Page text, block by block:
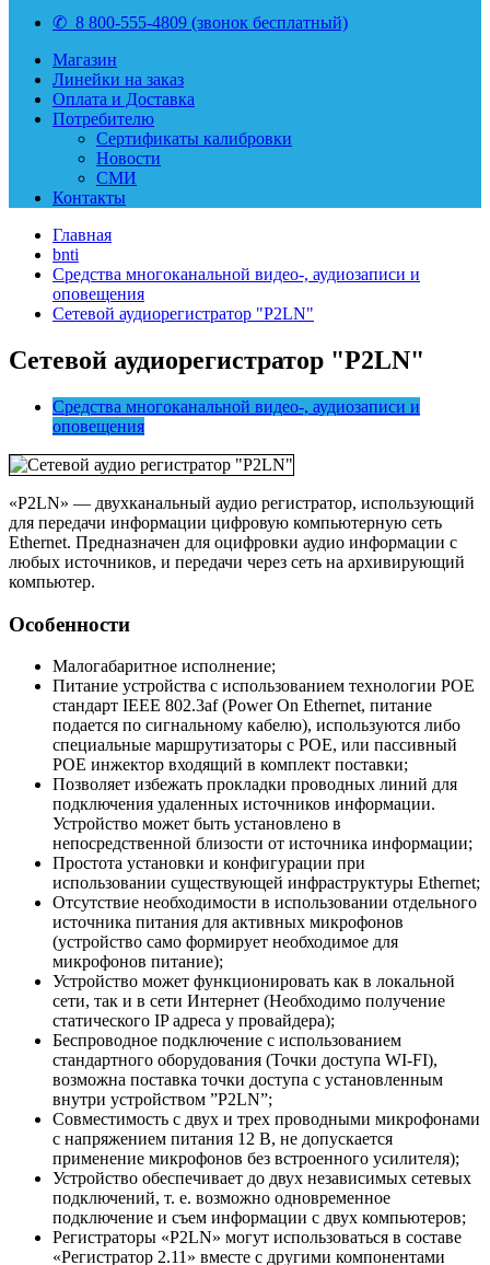
✆ 8 800-555-4809 (звонок бесплатный)
Магазин
Линейки на заказ
Оплата и Доставка
Потребителю
Сертификаты калибровки
Новости
СМИ
Контакты
Главная
bnti
Средства многоканальной видео-, аудиозаписи и
оповещения
Сетевой аудиорегистратор "P2LN"
Сетевой аудиорегистратор "P2LN"
Средства многоканальной видео-, аудиозаписи и
оповещения
«P2LN» — двухканальный аудио регистратор, использующий
для передачи информации цифровую компьютерную сеть
Ethernet. Предназначен для оцифровки аудио информации с
любых источников, и передачи через сеть на архивирующий
компьютер.
Особенности
Малогабаритное исполнение;
Питание устройства с использованием технологии POE
стандарт IEEE 802.3af (Power On Ethernet, питание
подается по сигнальному кабелю), используются либо
специальные маршрутизаторы с POE, или пассивный
POE инжектор входящий в комплект поставки;
Позволяет избежать прокладки проводных линий для
подключения удаленных источников информации.
Устройство может быть установлено в
непосредственной близости от источника информации;
Простота установки и конфигурации при
использовании существующей инфраструктуры Ethernet;
Отсутствие необходимости в использовании отдельного
источника питания для активных микрофонов
(устройство само формирует необходимое для
микрофонов питание);
Устройство может функционировать как в локальной
сети, так и в сети Интернет (Необходимо получение
статического IP адреса у провайдера);
Беспроводное подключение с использованием
стандартного оборудования (Точки доступа WI-FI),
возможна поставка точки доступа с установленным
внутри устройством ”P2LN”;
Совместимость с двух и трех проводными микрофонами
с напряжением питания 12 В, не допускается
применение микрофонов без встроенного усилителя);
Устройство обеспечивает до двух независимых сетевых
подключений, т. е. возможно одновременное
подключение и съем информации с двух компьютеров;
Регистраторы «P2LN» могут использоваться в составе
«Регистратор 2.11» вместе с другими компонентами